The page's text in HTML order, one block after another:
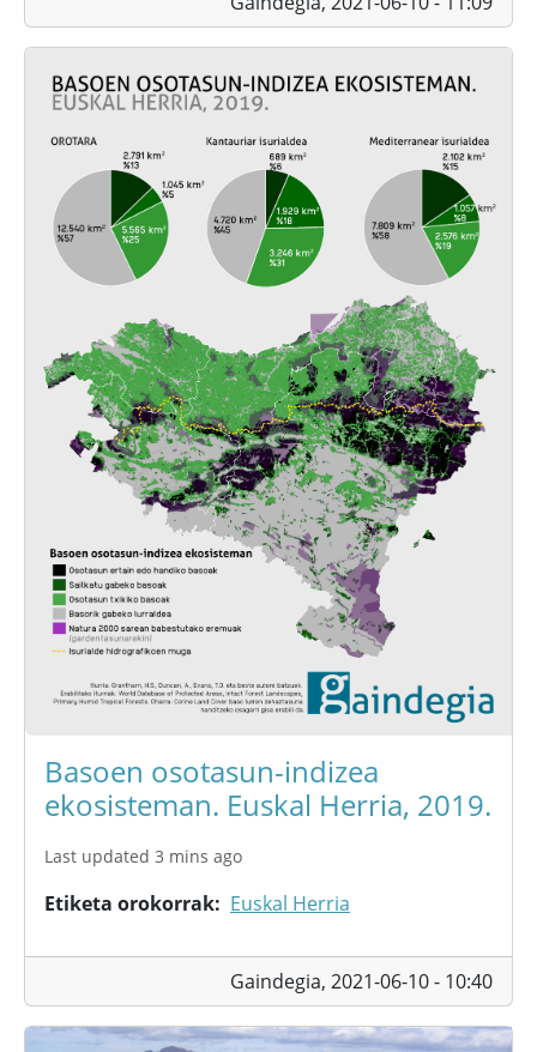
Basoen osotasun-indizea
ekosisteman. Euskal Herria, 2019.
Last updated 3 mins ago
Etiketa orokorrak Euskal Herria
Gaindegia, 2021-06-10 - 10:40